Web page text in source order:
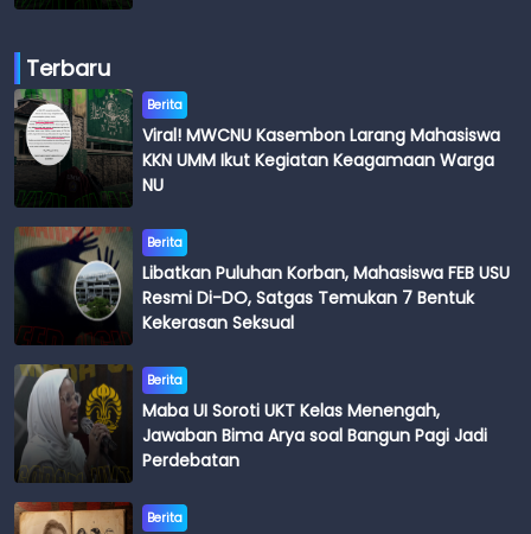
Terbaru
Berita
Viral! MWCNU Kasembon Larang Mahasiswa
KKN UMM Ikut Kegiatan Keagamaan Warga
NU
Berita
Libatkan Puluhan Korban, Mahasiswa FEB USU
Resmi Di-DO, Satgas Temukan 7 Bentuk
Kekerasan Seksual
Berita
Maba UI Soroti UKT Kelas Menengah,
Jawaban Bima Arya soal Bangun Pagi Jadi
Perdebatan
Berita